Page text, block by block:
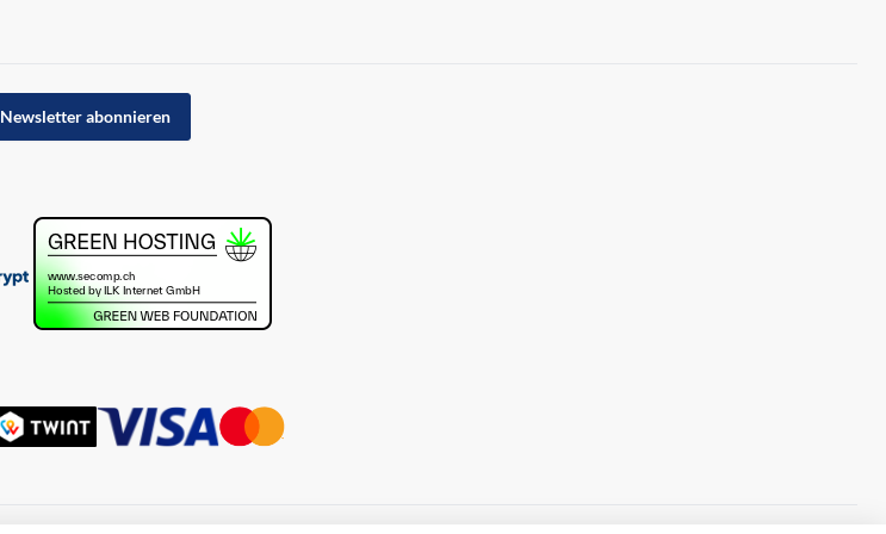
Newsletter abonnieren